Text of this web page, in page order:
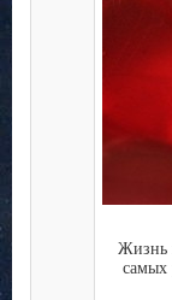
Жизнь
самых